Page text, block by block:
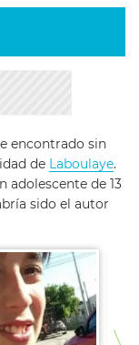
encontrado sin
de
Laboulaye.
adolescente de 13
sido el autor